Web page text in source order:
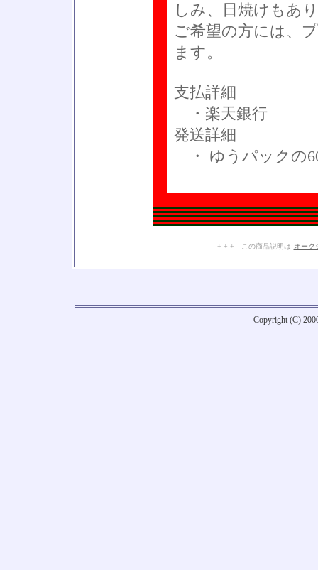
しみ、日焼けもあ
ご希望の方には、
ます。
支払詳細
・楽天銀行
発送詳細
・ ゆうパックの
+ + + この商品説明は オーク
Copyright (C)